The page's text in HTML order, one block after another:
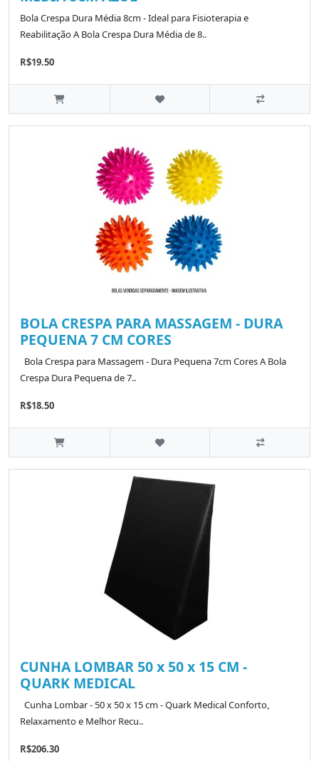
Bola Crespa Dura Média 8cm - Ideal para Fisioterapia e
Reabilitação A Bola Crespa Dura Média de 8..
R$19.50
BOLA CRESPA PARA MASSAGEM - DURA
PEQUENA 7 CM CORES
Bola Crespa para Massagem - Dura Pequena 7cm Cores A Bola
Crespa Dura Pequena de 7..
R$18.50
CUNHA LOMBAR 50 x 50 x 15 CM -
QUARK MEDICAL
Cunha Lombar - 50 x 50 x 15 cm - Quark Medical Conforto,
Relaxamento e Melhor Recu..
R$206.30